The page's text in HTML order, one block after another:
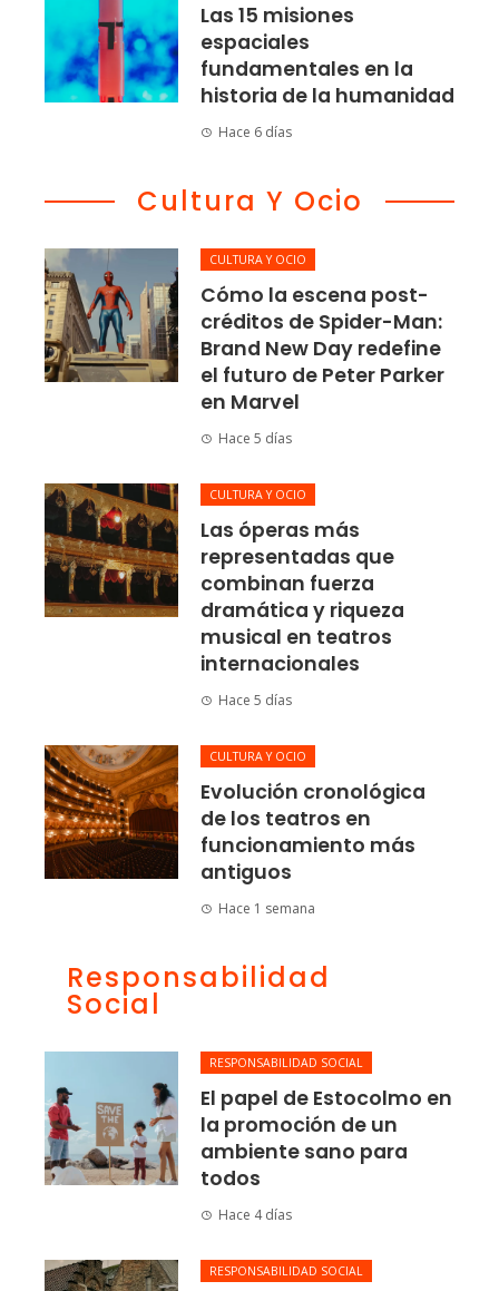
Las 15 misiones
espaciales
fundamentales en la
historia de la humanidad
Hace 6 días
Cultura Y Ocio
CULTURA Y OCIO
Cómo la escena post-
créditos de Spider-Man:
Brand New Day redefine
el futuro de Peter Parker
en Marvel
Hace 5 días
CULTURA Y OCIO
Las óperas más
representadas que
combinan fuerza
dramática y riqueza
musical en teatros
internacionales
Hace 5 días
CULTURA Y OCIO
Evolución cronológica
de los teatros en
funcionamiento más
antiguos
Hace 1 semana
Responsabilidad
Social
RESPONSABILIDAD SOCIAL
El papel de Estocolmo en
la promoción de un
ambiente sano para
todos
Hace 4 días
RESPONSABILIDAD SOCIAL